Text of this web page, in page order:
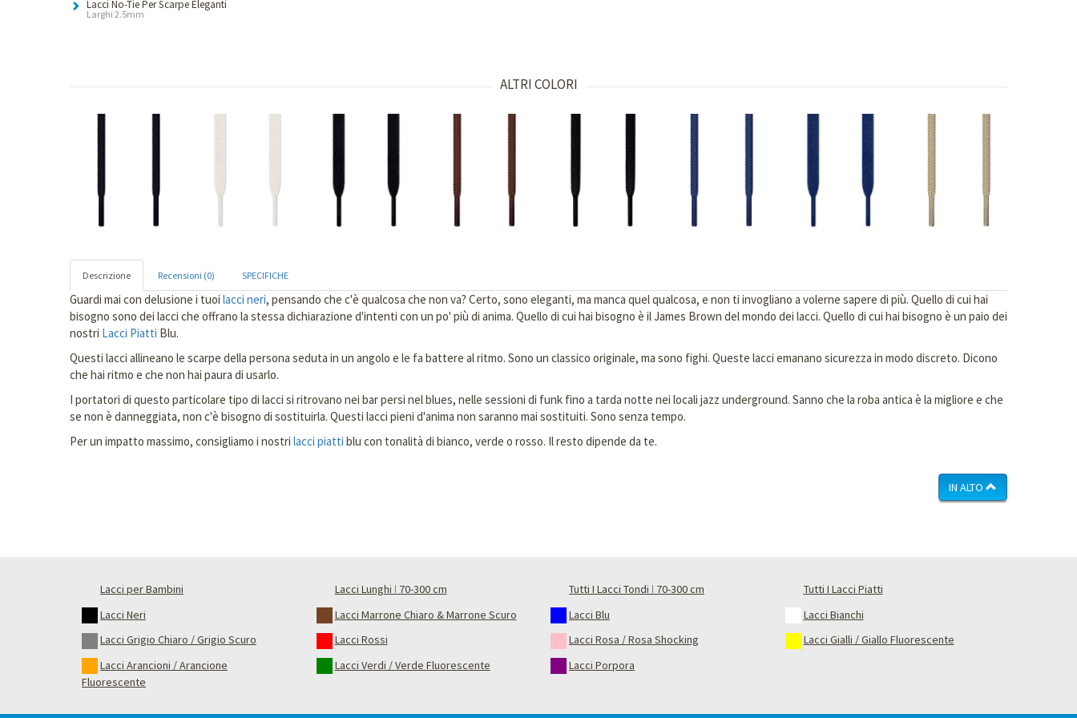
Lacci No-Tie Per Scarpe Eleganti
Larghi 2.5mm
ALTRI COLORI
Descrizione Recensioni (0) SPECIFICHE
Guardi mai con delusione i tuoi lacci neri, pensando che c'è qualcosa che non va? Certo, sono eleganti, ma manca quel qualcosa, e non ti invogliano a volerne sapere di più. Quello di cui hai
bisogno sono dei lacci che offrano la stessa dichiarazione d'intenti con un po' più di anima. Quello di cui hai bisogno è il James Brown del mondo dei lacci. Quello di cui hai bisogno è un paio dei
nostri Lacci Piatti Blu.
Questi lacci allineano le scarpe della persona seduta in un angolo e le fa battere al ritmo. Sono un classico originale, ma sono fighi. Queste lacci emanano sicurezza in modo discreto. Dicono
che hai ritmo e che non hai paura di usarlo.
I portatori di questo particolare tipo di lacci si ritrovano nei bar persi nel blues, nelle sessioni di funk fino a tarda notte nei locali jazz underground. Sanno che la roba antica è la migliore e che
se non è danneggiata, non c'è bisogno di sostituirla. Questi lacci pieni d'anima non saranno mai sostituiti. Sono senza tempo.
Per un impatto massimo, consigliamo i nostri lacci piatti blu con tonalità di bianco, verde o rosso. Il resto dipende da te.
IN ALTO
Lacci per Bambini Lacci Lunghi ǀ 70-300 cm Tutti I Lacci Tondi ǀ 70-300 cm
Tutti I Lacci Piatti
Lacci Neri
Lacci Marrone Chiaro & Marrone Scuro Lacci Blu
Lacci Bianchi
Lacci Grigio Chiaro / Grigio Scuro
Lacci Rossi Lacci Rosa / Rosa Shocking
Lacci Gialli / Giallo Fluorescente
Lacci Arancioni / Arancione
Fluorescente
Lacci Verdi / Verde Fluorescente Lacci Porpora